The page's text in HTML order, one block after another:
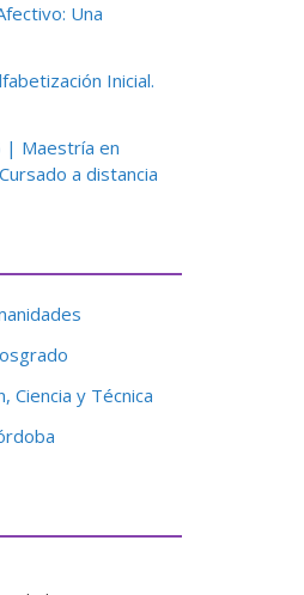
Una
Inicial.
| Maestría en
a distancia
Ciencia y Técnica